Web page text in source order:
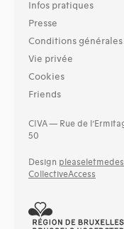
Infos pratiques
Presse
Conditions générales
Vie privée
Cookies
Friends
CIVA — Rue de
50
Design
CollectiveAccess